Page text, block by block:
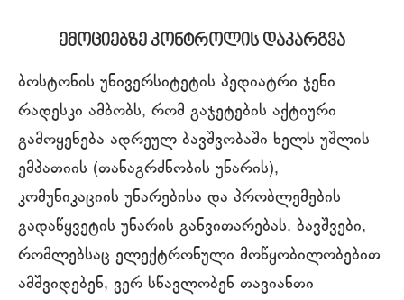
ემოციებზე კონტროლის დაკარგვა
ბოსტონის უნივერსიტეტის პედიატრი ჯენი
რადესკი ამბობს, რომ გაჯეტების აქტიური
გამოყენება ადრეულ ბავშვობაში ხელს უშლის
ემპათიის (თანაგრძნობის უნარის),
კომუნიკაციის უნარებისა და პრობლემების
გადაწყვეტის უნარის განვითარებას. ბავშვები,
რომლებსაც ელექტრონული მოწყობილობებით
ამშვიდებენ, ვერ სწავლობენ თავიანთი